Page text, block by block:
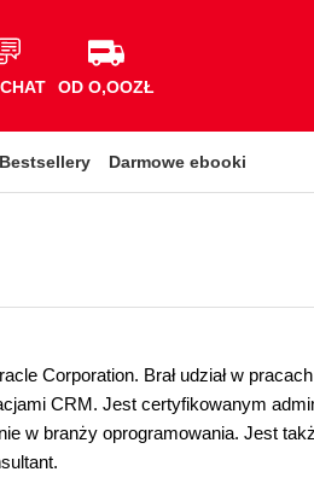
OD O,OOZŁ
Bestsellery Darmowe ebooki
Corporation. Brał udział w
CRM. Jest certyfikowanym
w branży oprogramowania. Jest